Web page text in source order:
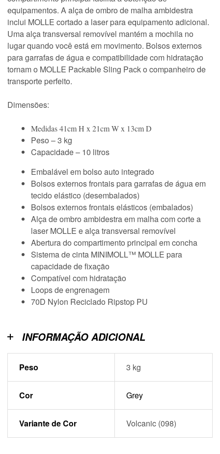
equipamentos. A alça de ombro de malha ambidestra
inclui MOLLE cortado a laser para equipamento adicional.
Uma alça transversal removível mantém a mochila no
lugar quando você está em movimento. Bolsos externos
para garrafas de água e compatibilidade com hidratação
tornam o MOLLE Packable Sling Pack o companheiro de
transporte perfeito.
Dimensões:
Medidas 41cm H x 21cm W x 13cm D
Peso – 3 kg
Capacidade – 10 litros
Embalável em bolso auto integrado
Bolsos externos frontais para garrafas de água em
tecido elástico (desembalados)
Bolsos externos frontais elásticos (embalados)
Alça de ombro ambidestra em malha com corte a
laser MOLLE e alça transversal removível
Abertura do compartimento principal em concha
Sistema de cinta MINIMOLL™ MOLLE para
capacidade de fixação
Compatível com hidratação
Loops de engrenagem
70D Nylon Reciclado Ripstop PU
INFORMAÇÃO ADICIONAL
Peso 3 kg
Cor Grey
Variante de Cor Volcanic (098)